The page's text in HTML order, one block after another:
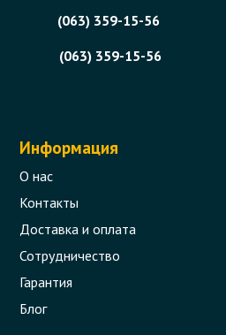
(063) 359-15-56
(063) 359-15-56
Информация
О нас
Контакты
Доставка и оплата
Сотрудничество
Гарантия
Блог